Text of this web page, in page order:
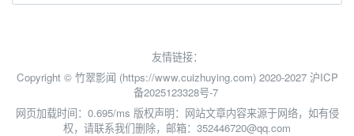
友情链接：
Copyright © 竹翠影闻 (https://www.cuizhuying.com) 2020-2027 沪ICP
备2025123328号-7
网页加载时间：0.695/ms 版权声明：网站文章内容来源于网络，如有侵
权，请联系我们删除，邮箱：352446720@qq.com